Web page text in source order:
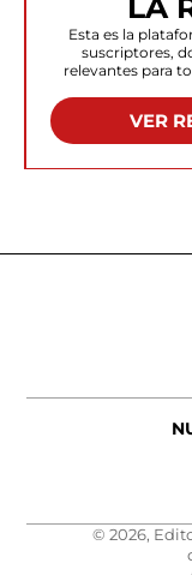
LA
Esta es la
suscriptores,
relevantes para
VER
© 2026,